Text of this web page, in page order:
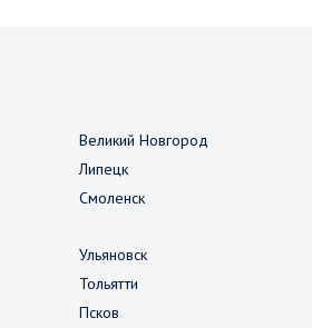
Великий Новгород
Липецк
Смоленск
Ульяновск
Тольятти
Псков